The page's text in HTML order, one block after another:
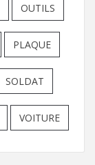
OUTILS
PLAQUE
SOLDAT
VOITURE